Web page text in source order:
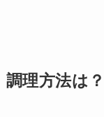
調理方法は？